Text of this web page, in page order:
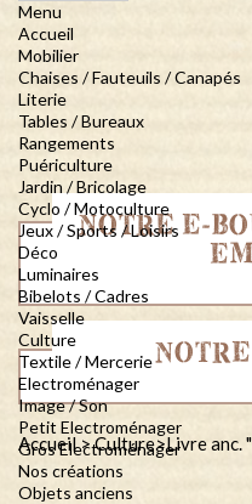
Menu
Accueil
Mobilier
Chaises / Fauteuils / Canapés
Literie
Tables / Bureaux
Rangements
Puériculture
Jardin / Bricolage
Cyclo / Motoculture
Jeux / Sports / Loisirs
Déco
Luminaires
Bibelots / Cadres
Vaisselle
Culture
Textile / Mercerie
Electroménager
Image / Son
Petit Electroménager
Gros Electroménager
Nos créations
Objets anciens
NOTRE E-
Accueil>Culture>Livre anc.